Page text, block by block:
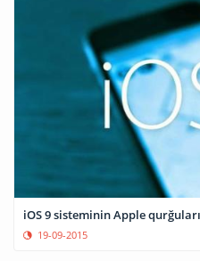
iOS 9 sisteminin Apple
19-09-2015